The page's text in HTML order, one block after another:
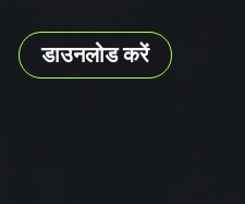
डाउनलोड करें